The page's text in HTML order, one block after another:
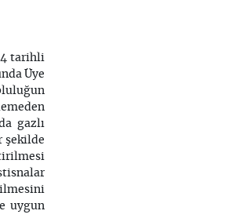
tarihli
Üye
gazlı
şekilde
uygun